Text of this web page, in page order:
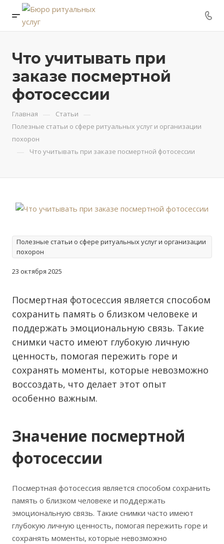
Что учитывать при
заказе посмертной
фотосессии
Главная — Статьи —
Полезные статьи о сфере ритуальных услуг и организации
похорон
— Что учитывать при заказе посмертной фотосессии
Полезные статьи о сфере ритуальных услуг и организации
похорон
23 октября 2025
Посмертная фотосессия является способом
сохранить память о близком человеке и
поддержать эмоциональную связь. Такие
снимки часто имеют глубокую личную
ценность, помогая пережить горе и
сохранять моменты, которые невозможно
воссоздать, что делает этот опыт
особенно важным.
Значение посмертной
фотосессии
Посмертная фотосессия является способом сохранить
память о близком человеке и поддержать
эмоциональную связь. Такие снимки часто имеют
глубокую личную ценность, помогая пережить горе и
сохранять моменты, которые невозможно